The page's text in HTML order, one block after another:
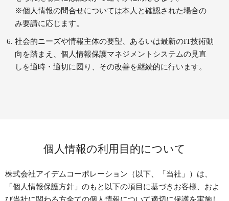
※個人情報の問合せについては本人と確認された場合の
み要請に応じます。
社会的ニーズや情報主体の要望、あるいは最新のIT技術動
向を踏まえ、個人情報保護マネジメントシステムの見直
しを適時・適切に図り、その改善を継続的に行います。
個人情報の利用目的について
株式会社アイデムコーポレーション（以下、「当社」）は、
「個人情報保護方針」のもと以下の項目に基づきお客様、およ